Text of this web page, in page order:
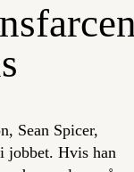
Sean Spicer,
jobbet. Hvis han